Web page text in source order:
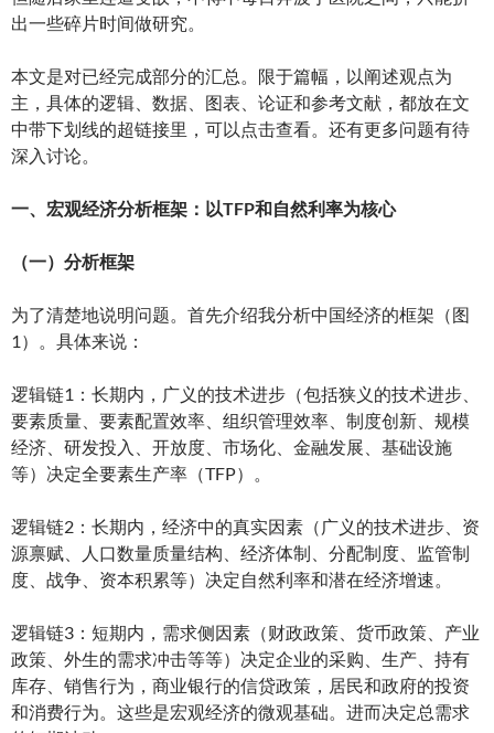
出一些碎片时间做研究。
本文是对已经完成部分的汇总。限于篇幅，以阐述观点为
主，具体的逻辑、数据、图表、论证和参考文献，都放在文
中带下划线的超链接里，可以点击查看。还有更多问题有待
深入讨论。
一、宏观经济分析框架：以TFP和自然利率为核心
（一）分析框架
为了清楚地说明问题。首先介绍我分析中国经济的框架（图
1）。具体来说：
逻辑链1：长期内，广义的技术进步（包括狭义的技术进步、
要素质量、要素配置效率、组织管理效率、制度创新、规模
经济、研发投入、开放度、市场化、金融发展、基础设施
等）决定全要素生产率（TFP）。
逻辑链2：长期内，经济中的真实因素（广义的技术进步、资
源禀赋、人口数量质量结构、经济体制、分配制度、监管制
度、战争、资本积累等）决定自然利率和潜在经济增速。
逻辑链3：短期内，需求侧因素（财政政策、货币政策、产业
政策、外生的需求冲击等等）决定企业的采购、生产、持有
库存、销售行为，商业银行的信贷政策，居民和政府的投资
和消费行为。这些是宏观经济的微观基础。进而决定总需求